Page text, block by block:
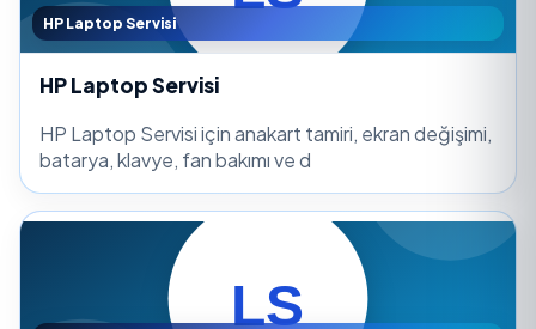
HP Laptop Servisi
HP Laptop Servisi
HP Laptop Servisi için anakart tamiri, ekran değişimi,
batarya, klavye, fan bakımı ve d